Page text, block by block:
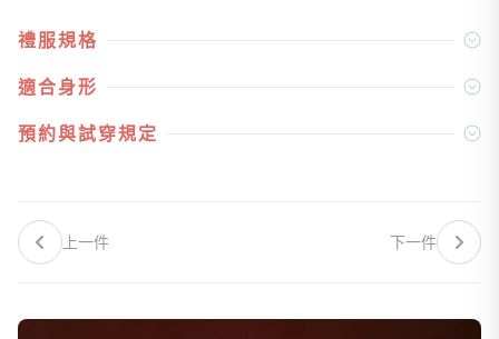
禮服規格
適合身形
預約與試穿規定
上一件 下一件